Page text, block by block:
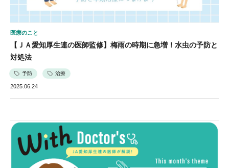
医療のこと
【ＪＡ愛知厚生連の医師監修】梅雨の時期に急増！水虫の予防と
対処法
予防 治療
2025.06.24